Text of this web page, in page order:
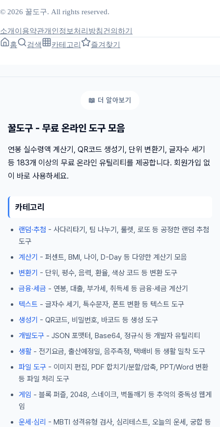
© 2026 꿀도구. All rights reserved.
소개 이용약관개인정보처리방침건의하기
홈
검색 카테고리 즐겨찾기
꿀도구 - 무료 온라인 도구 모음
연봉 실수령액 계산기, QR코드 생성기, 단위 변환기, 글자수 세기
등 183개 이상의 무료 온라인 유틸리티를 제공합니다. 회원가입 없
이 바로 사용하세요.
카테고리
랜덤·추첨 - 사다리타기, 팀 나누기, 룰렛, 로또 등 공정한 랜덤 추첨
도구
계산기 - 퍼센트, BMI, 나이, D-Day 등 다양한 계산기 모음
변환기 - 단위, 평수, 음력, 환율, 색상 코드 등 변환 도구
금융·세금 - 연봉, 대출, 부가세, 취득세 등 금융·세금 계산기
텍스트 - 글자수 세기, 특수문자, 폰트 변환 등 텍스트 도구
생성기 - QR코드, 비밀번호, 바코드 등 생성 도구
개발도구 - JSON 포맷터, Base64, 정규식 등 개발자 유틸리티
생활 - 전기요금, 출산예정일, 음주측정, 택배비 등 생활 밀착 도구
파일 도구 - 이미지 편집, PDF 합치기/분할/압축, PPT/Word 변환
등 파일 처리 도구
게임 - 블록 퍼즐, 2048, 스네이크, 벽돌깨기 등 추억의 중독성 웹게
임
운세·심리 - MBTI 성격유형 검사, 심리테스트, 오늘의 운세, 궁합 등